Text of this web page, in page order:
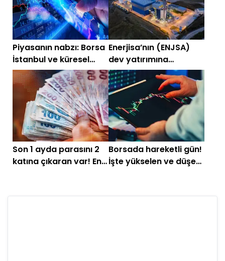
Piyasanın nabzı: Borsa
İstanbul ve küresel
piyasalarda gün
başlarken (24
Temmuz)
Enerjisa’nın (ENJSA)
dev yatırımına
EPDK’dan onay
Son 1 ayda parasını 2
katına çıkaran var! En
Borsada hareketli gün!
İşte yükselen ve düşen